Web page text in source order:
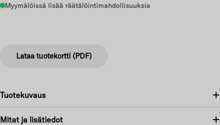
Myymälöissä lisää räätälöintimahdollisuuksia
Lataa tuotekortti (PDF)
Tuotekuvaus
Mitat ja lisätiedot